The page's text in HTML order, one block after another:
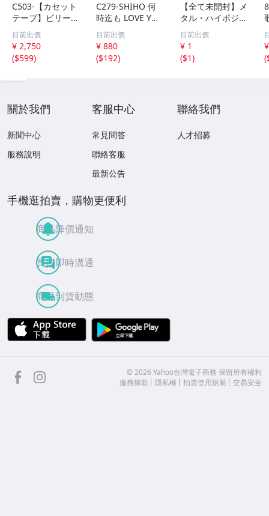
C503-【カセット
テープ】ビリー・
ヴォーン ベス
ト BEST ONE
全２０曲
目前出價
¥ 2,750
($599)
C279-SHIHO 何
時迄も LOVE YO
U ※歌詞アリ
目前出價
¥ 880
($192)
【全て未開封】メ
タル・ハイポジ中
心 カセットテー
プ大量まとめ 約
1.7kg AXIA TDK
SONY maxell 生
目前出價
¥ 1
($1)
(
關於我們
新聞中心
服務說明
客服中心
常見問答
聯絡客服
最新公告
聯絡我們
人才招募
手機逛拍賣，購物更便利
商品降價通知
買賣即時溝通
商品到貨動態
APP Store
facebook ©2026 Yahoo台灣電子商務 保留所有權利
服務條款
隱私權 拍賣使用規範 交易安全